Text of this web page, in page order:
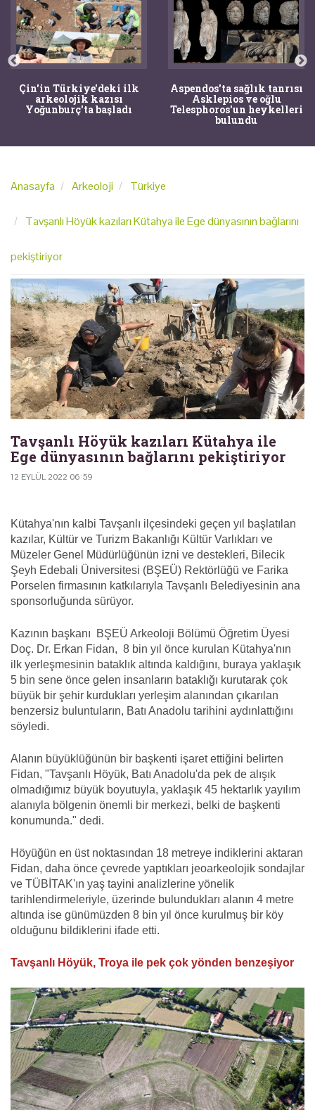
Çin'in Türkiye'deki ilk
arkeolojik kazısı
Yoğunburç'ta başladı
Aspendos'ta sağlık tanrısı
Asklepios ve oğlu
Telesphoros'un heykelleri
bulundu
Anasayfa Arkeoloji Türkiye
Tavşanlı Höyük kazıları Kütahya ile Ege dünyasının bağlarını
pekiştiriyor
Tavşanlı Höyük kazıları Kütahya ile
Ege dünyasının bağlarını pekiştiriyor
12 EYLÜL 2022 06:59
Kütahya'nın kalbi Tavşanlı ilçesindeki geçen yıl başlatılan
kazılar, Kültür ve Turizm Bakanlığı Kültür Varlıkları ve
Müzeler Genel Müdürlüğünün izni ve destekleri, Bilecik
Şeyh Edebali Üniversitesi (BŞEÜ) Rektörlüğü ve Farika
Porselen firmasının katkılarıyla Tavşanlı Belediyesinin ana
sponsorluğunda sürüyor.
Kazının başkanı BŞEÜ Arkeoloji Bölümü Öğretim Üyesi
Doç. Dr. Erkan Fidan, 8 bin yıl önce kurulan Kütahya'nın
ilk yerleşmesinin bataklık altında kaldığını, buraya yaklaşık
5 bin sene önce gelen insanların bataklığı kurutarak çok
büyük bir şehir kurdukları yerleşim alanından çıkarılan
benzersiz buluntuların, Batı Anadolu tarihini aydınlattığını
söyledi.
Alanın büyüklüğünün bir başkenti işaret ettiğini belirten
Fidan, "Tavşanlı Höyük, Batı Anadolu'da pek de alışık
olmadığımız büyük boyutuyla, yaklaşık 45 hektarlık yayılım
alanıyla bölgenin önemli bir merkezi, belki de başkenti
konumunda." dedi.
Höyüğün en üst noktasından 18 metreye indiklerini aktaran
Fidan, daha önce çevrede yaptıkları jeoarkeolojik sondajlar
ve TÜBİTAK'ın yaş tayini analizlerine yönelik
tarihlendirmeleriyle, üzerinde bulundukları alanın 4 metre
altında ise günümüzden 8 bin yıl önce kurulmuş bir köy
olduğunu bildiklerini ifade etti.
Tavşanlı Höyük, Troya ile pek çok yönden benzeşiyor